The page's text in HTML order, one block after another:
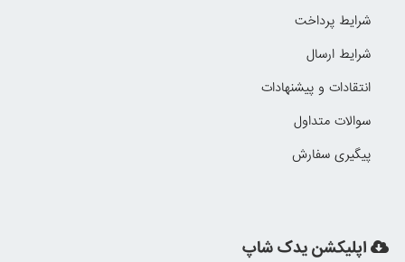
شرایط پرداخت
شرایط ارسال
انتقادات و پیشنهادات
سوالات متداول
پیگیری سفارش
اپلیکشن یدک شاپ